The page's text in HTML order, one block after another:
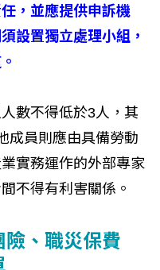
，並應提供申訴機
設置獨立處理小組，
數不得低於3人，其
成員則應由具備勞動
實務運作的外部專家
不得有利害關係。
險、職災保費